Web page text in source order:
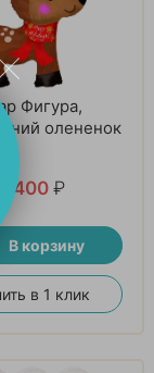
Фигура,
олененок
1 400 ₽
В корзину
в 1 клик